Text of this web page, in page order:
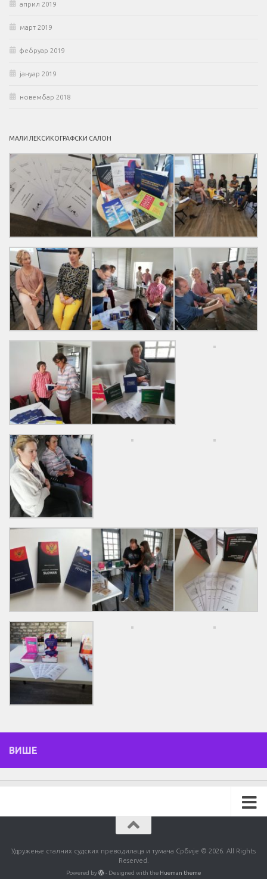
април 2019
март 2019
фебруар 2019
јануар 2019
новембар 2018
МАЛИ ЛЕКСИКОГРАФСКИ САЛОН
ВИШЕ
Удружење сталних судских преводилаца и тумача Србије © 2026. All Rights
Reserved.
Powered by - Designed with the Hueman theme